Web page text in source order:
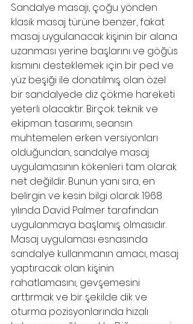
Sandalye masajı, çoğu yönden
klasik masaj türüne benzer, fakat
masaj uygulanacak kişinin bir alana
uzanması yerine başlarını ve göğüs
kısmını desteklemek için bir ped ve
yüz beşiği ile donatılmış olan özel
bir sandalyede diz çökme hareketi
yeterli olacaktır. Birçok teknik ve
ekipman tasarımı, seansın
muhtemelen erken versiyonları
olduğundan, sandalye masaj
uygulamasının kökenleri tam olarak
net değildir. Bunun yanı sıra, en
belirgin ve kesin bilgi olarak 1968
yılında David Palmer tarafından
uygulanmaya başlamış olmasıdır.
Masaj uygulaması esnasında
sandalye kullanmanın amacı, masaj
yaptıracak olan kişinin
rahatlamasını, gevşemesini
arttırmak ve bir şekilde dik ve
oturma pozisyonlarında hizalı